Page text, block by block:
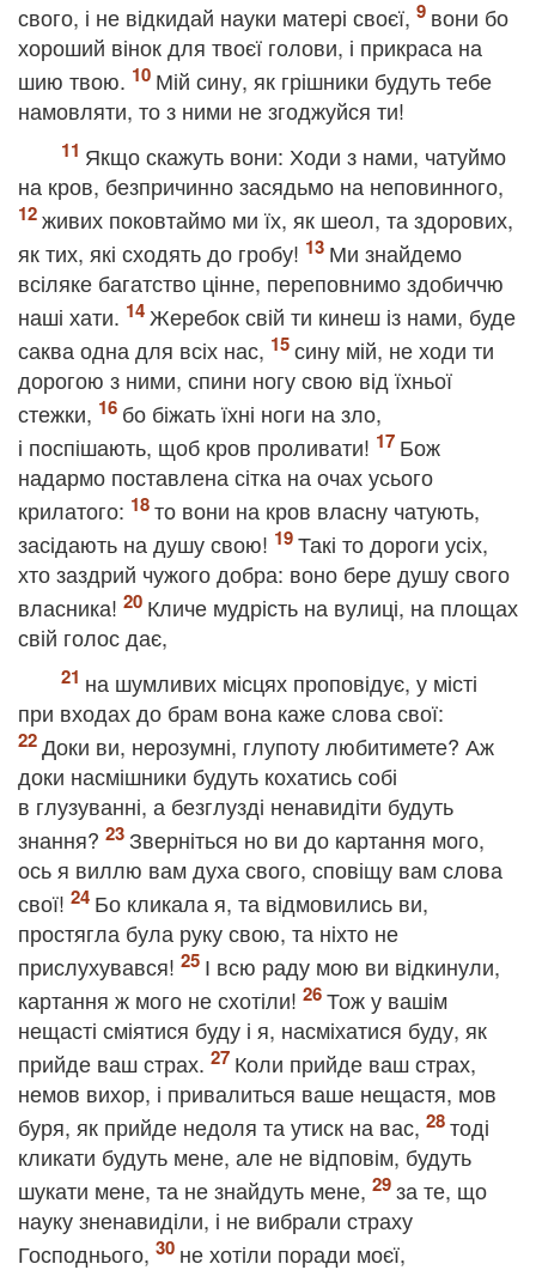
свого, і не відкидай науки матері своєї,
вони бо
хороший вінок для твоєї голови, і прикраса на
шию твою.
Мій сину, як грішники будуть тебе
намовляти, то з ними не згоджуйся ти!
Якщо скажуть вони: Ходи з нами, чатуймо
на кров, безпричинно засядьмо на неповинного,
живих поковтаймо ми їх, як шеол, та здорових,
як тих, які сходять до гробу!
Ми знайдемо
всіляке багатство цінне, переповнимо здобиччю
наші хати.
Жеребок свій ти кинеш із нами, буде
саква одна для всіх нас,
сину мій, не ходи ти
дорогою з ними, спини ногу свою від їхньої
стежки,
бо біжать їхні ноги на зло,
і поспішають, щоб кров проливати!
Бож
надармо поставлена сітка на очах усього
крилатого:
то вони на кров власну чатують,
засідають на душу свою!
Такі то дороги усіх,
хто заздрий чужого добра: воно бере душу свого
власника!
Кличе мудрість на вулиці, на площах
свій голос дає,
на шумливих місцях проповідує, у місті
при входах до брам вона каже слова свої:
Доки ви, нерозумні, глупоту любитимете? Аж
доки насмішники будуть кохатись собі
в глузуванні, а безглузді ненавидіти будуть
знання?
Зверніться но ви до картання мого,
ось я виллю вам духа свого, сповіщу вам слова
свої!
Бо кликала я, та відмовились ви,
простягла була руку свою, та ніхто не
прислухувався!
І всю раду мою ви відкинули,
картання ж мого не схотіли!
Тож у вашім
нещасті сміятися буду і я, насміхатися буду, як
прийде ваш страх.
Коли прийде ваш страх,
немов вихор, і привалиться ваше нещастя, мов
буря, як прийде недоля та утиск на вас,
тоді
кликати будуть мене, але не відповім, будуть
шукати мене, та не знайдуть мене,
за те, що
науку зненавиділи, і не вибрали страху
Господнього,
не хотіли поради моєї,